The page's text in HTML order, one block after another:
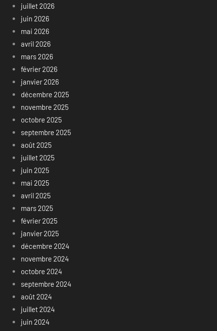
juillet 2026
juin 2026
mai 2026
avril 2026
mars 2026
février 2026
janvier 2026
décembre 2025
novembre 2025
octobre 2025
septembre 2025
août 2025
juillet 2025
juin 2025
mai 2025
avril 2025
mars 2025
février 2025
janvier 2025
décembre 2024
novembre 2024
octobre 2024
septembre 2024
août 2024
juillet 2024
juin 2024